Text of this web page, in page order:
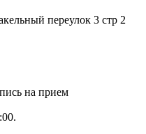
переулок 3 стр 2